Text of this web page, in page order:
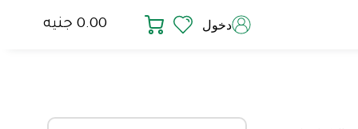
دخول 0.00 جنيه